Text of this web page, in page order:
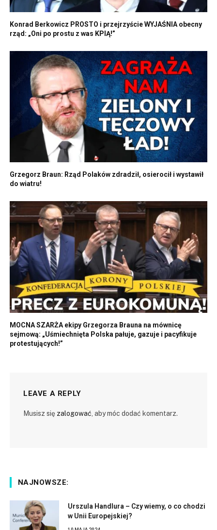
Konrad Berkowicz PROSTO i przejrzyście WYJAŚNIA obecny
rząd: „Oni po prostu z was KPIĄ!”
Grzegorz Braun: Rząd Polaków zdradził, osierocił i wystawił
do wiatru!
MOCNA SZARŻA ekipy Grzegorza Brauna na mównicę
sejmową: „Uśmiechnięta Polska pałuje, gazuje i pacyfikuje
protestujących!”
LEAVE A REPLY
Musisz się zalogować , aby móc dodać komentarz.
NAJNOWSZE:
Urszula Handlura – Czy wiemy, o co chodzi
w Unii Europejskiej?